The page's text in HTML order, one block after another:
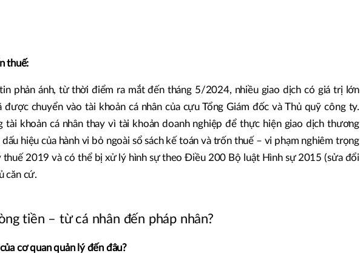
thuế:
phản ánh, từ thời điểm ra mắt đến tháng 5/2024, nhiều giao dịch có giá trị lớn
được chuyển vào tài khoản cá nhân của cựu Tổng Giám đốc và Thủ quỹ công ty.
tài khoản cá nhân thay vì tài khoản doanh nghiệp để thực hiện giao dịch thương
dấu hiệu của hành vi bỏ ngoài sổ sách kế toán và trốn thuế – vi phạm nghiêm trọng
thuế 2019 và có thể bị xử lý hình sự theo Điều 200 Bộ luật Hình sự 2015 (sửa đổi
căn cứ.
tiền – từ cá nhân đến pháp nhân?
cơ quan quản lý đến đâu?